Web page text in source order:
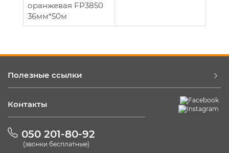
оранжевая FP3850
36мм*50м
Полезные ссылки
Контакты
050 201-80-92
(звонки бесплатные)